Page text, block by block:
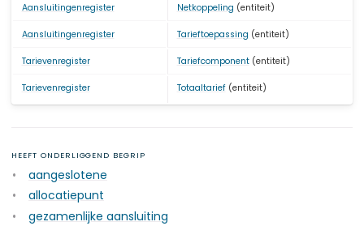
Aansluitingenregister Netkoppeling (entiteit)
Aansluitingenregister Tarieftoepassing (entiteit)
Tarievenregister Tariefcomponent(entiteit)
Tarievenregister Totaaltarief(entiteit)
HEEFT ONDERLIGGEND BEGRIP
aangeslotene
allocatiepunt
gezamenlijke aansluiting